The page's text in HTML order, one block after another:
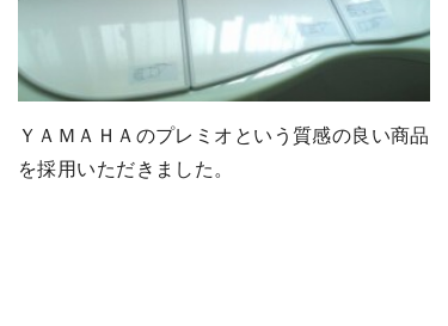
ＹＡＭＡＨＡのプレミオという質感の良い商品
を採用いただきました。